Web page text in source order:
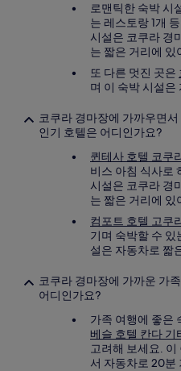
로맨틱한 숙박 시
는 레스토랑 1개
시설은 코쿠라 경
는 짧은 거리에 있
또 다른 멋진 곳은
며 이 숙박 시설은
코쿠라 경마장에 가까우면
인기 호텔은 어디인가요?
퀸테사 호텔 코쿠
비스 아침 식사로
시설은 코쿠라 경
는 짧은 거리에 있
컴포트 호텔 고쿠
기며 숙박할 수 있
설은 자동차로 짧
코쿠라 경마장에 가까운 가
어디인가요?
가족 여행에 좋은
베슬 호텔 칸다 기
고려해 보세요. 이
서 자동차로 20분